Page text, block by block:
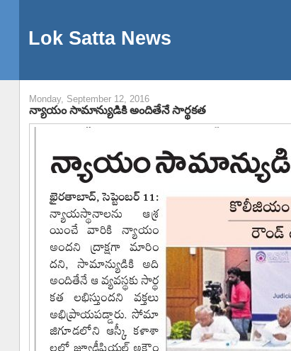
Lok Satta News
Monday, September 12, 2016
న్యాయం సామాన్యుడికి అందితేనే సార్థకత